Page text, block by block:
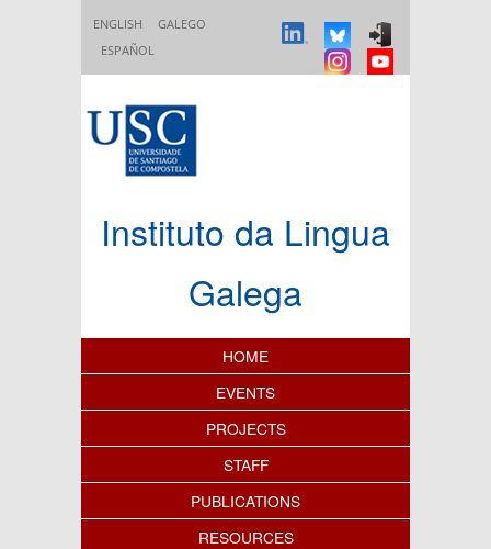
ENGLISH
GALEGO
ESPAÑOL
Instituto da Lingua
Galega
Content Index
HOME
EVENTS
PROJECTS
STAFF
PUBLICATIONS
RESOURCES